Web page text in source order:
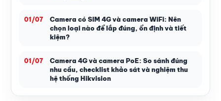
01/07
Camera có SIM 4G và camera WiFi: Nên
chọn loại nào để lắp đúng, ổn định và tiết
kiệm?
01/07
Camera 4G và camera PoE: So sánh đúng
nhu cầu, checklist khảo sát và nghiệm thu
hệ thống Hikvision